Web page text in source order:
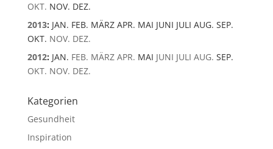
OKT. NOV. DEZ.
2013: JAN. FEB. MÄRZ APR. MAI JUNI JULI AUG. SEP.
OKT. NOV. DEZ.
2012: JAN. FEB. MÄRZ APR. MAI JUNI JULI AUG. SEP.
OKT. NOV. DEZ.
Kategorien
Gesundheit
Inspiration